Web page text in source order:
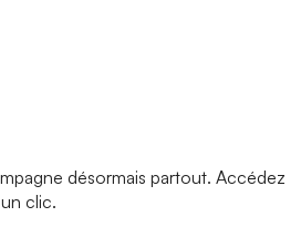
désormais partout. Accédez
clic.